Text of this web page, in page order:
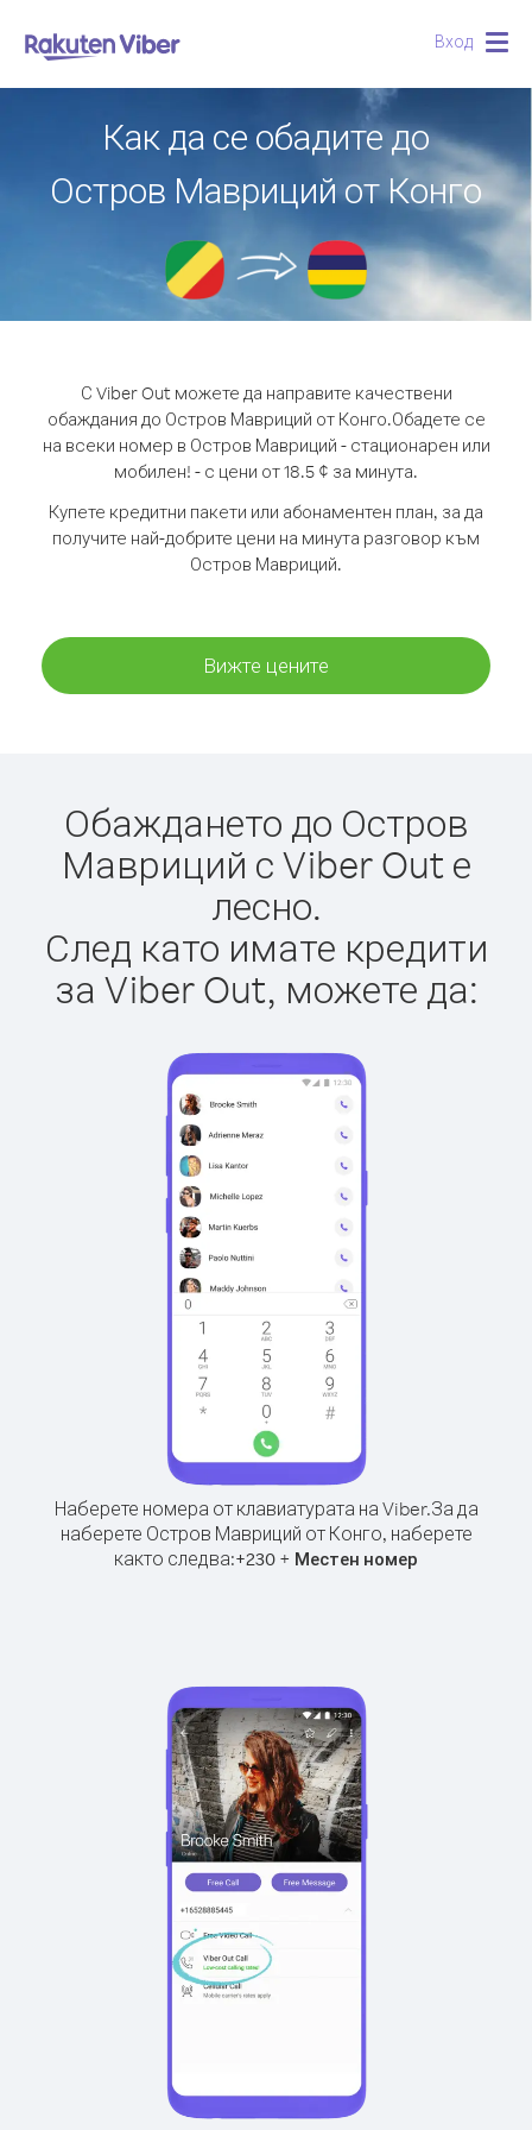
Вход
Как да се обадите до
Остров Мавриций от Конго
С Viber Out можете да направите качествени
обаждания до Остров Мавриций от Конго.Обадете се
на всеки номер в Остров Мавриций - стационарен или
мобилен! - с цени от 18.5 ¢ за минута.
Купете кредитни пакети или абонаментен план, за да
получите най-добрите цени на минута разговор към
Остров Мавриций.
Вижте цените
Обаждането до Остров
Мавриций с Viber Out е
лесно.
След като имате кредити
за Viber Out, можете да:
Наберете номера от клавиатурата на Viber.За да
наберете Остров Мавриций от Конго, наберете
както следва:+230 + Местен номер